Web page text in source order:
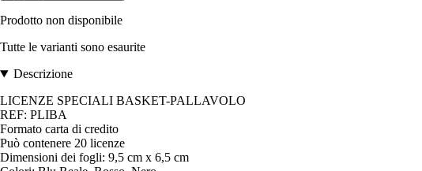
Prodotto non disponibile
Tutte le varianti sono esaurite
Descrizione
LICENZE SPECIALI BASKET-PALLAVOLO
REF: PLIBA
Formato carta di credito
Può contenere 20 licenze
Dimensioni dei fogli: 9,5 cm x 6,5 cm